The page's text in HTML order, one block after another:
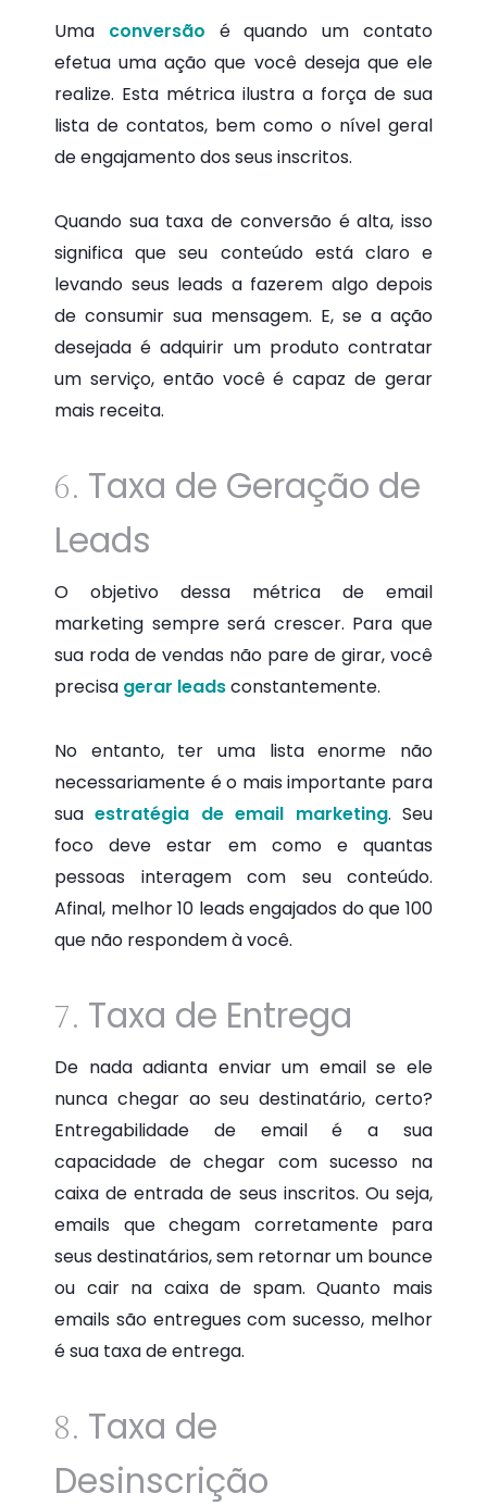
Uma conversão é quando um contato
efetua uma ação que você deseja que ele
realize. Esta métrica ilustra a força de sua
lista de contatos, bem como o nível geral
de engajamento dos seus inscritos.
Quando sua taxa de conversão é alta, isso
significa que seu conteúdo está claro e
levando seus leads a fazerem algo depois
de consumir sua mensagem. E, se a ação
desejada é adquirir um produto contratar
um serviço, então você é capaz de gerar
mais receita.
6. Taxa de Geração de
Leads
O objetivo dessa métrica de email
marketing sempre será crescer. Para que
sua roda de vendas não pare de girar, você
precisa gerar leadsconstantemente.
No entanto, ter uma lista enorme não
necessariamente é o mais importante para
suaestratégia de email marketing. Seu
foco deve estar em como e quantas
pessoas interagem com seu conteúdo.
Afinal, melhor 10 leads engajados do que 100
que não respondem à você.
7. Taxa de Entrega
De nada adianta enviar um email se ele
nunca chegar ao seu destinatário, certo?
Entregabilidade de email é a sua
capacidade de chegar com sucesso na
caixa de entrada de seus inscritos. Ou seja,
emails que chegam corretamente para
seus destinatários, sem retornar um bounce
ou cair na caixa de spam. Quanto mais
emails são entregues com sucesso, melhor
é sua taxa de entrega.
8. Taxa de
Desinscrição